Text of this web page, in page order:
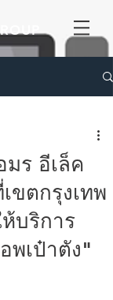
ร อีเล็ค
ขตกรุงเทพ
บริการ
พเป๋าตัง"